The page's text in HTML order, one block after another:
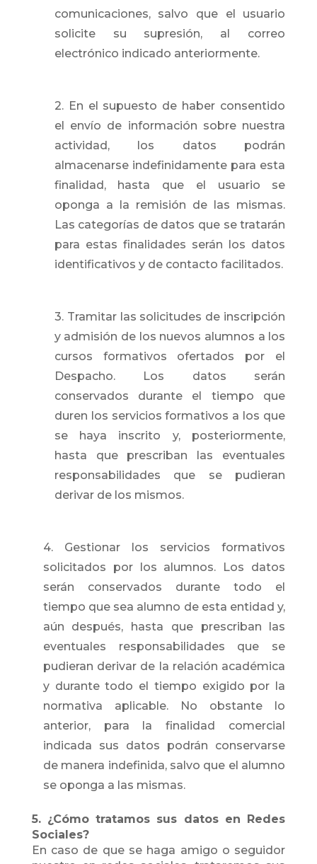
comunicaciones, salvo que el usuario
solicite su supresión, al correo
electrónico indicado anteriormente.
2. En el supuesto de haber consentido
el envío de información sobre nuestra
actividad, los datos podrán
almacenarse indefinidamente para esta
finalidad, hasta que el usuario se
oponga a la remisión de las mismas.
Las categorías de datos que se tratarán
para estas finalidades serán los datos
identificativos y de contacto facilitados.
3. Tramitar las solicitudes de inscripción
y admisión de los nuevos alumnos a los
cursos formativos ofertados por el
Despacho. Los datos serán
conservados durante el tiempo que
duren los servicios formativos a los que
se haya inscrito y, posteriormente,
hasta que prescriban las eventuales
responsabilidades que se pudieran
derivar de los mismos.
4. Gestionar los servicios formativos
solicitados por los alumnos. Los datos
serán conservados durante todo el
tiempo que sea alumno de esta entidad y,
aún después, hasta que prescriban las
eventuales responsabilidades que se
pudieran derivar de la relación académica
y durante todo el tiempo exigido por la
normativa aplicable. No obstante lo
anterior, para la finalidad comercial
indicada sus datos podrán conservarse
de manera indefinida, salvo que el alumno
se oponga a las mismas.
5. ¿Cómo tratamos sus datos en Redes
Sociales?
En caso de que se haga amigo o seguidor